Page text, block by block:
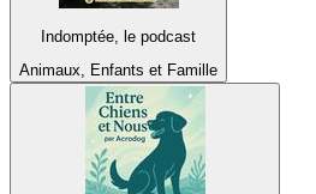
Indomptée, le podcast
Animaux, Enfants et Famille